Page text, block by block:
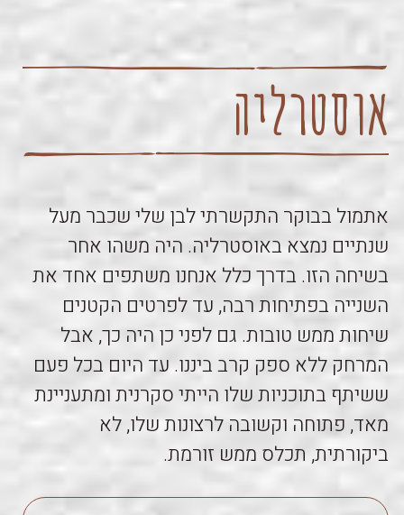
אוסטרליה
אתמול בבוקר התקשרתי לבן שלי שכבר מעל
שנתיים נמצא באוסטרליה. היה משהו אחר
בשיחה הזו. בדרך כלל אנחנו משתפים אחד את
השנייה בפתיחות רבה, עד לפרטים הקטנים
שיחות ממש טובות. גם לפני כן היה כך, אבל
המרחק ללא ספק קרב ביננו. עד היום בכל פעם
ששיתף בתוכניות שלו הייתי סקרנית ומתעניינת
מאד, פתוחה וקשובה לרצונות שלו, לא
ביקורתית, תכלס ממש זורמת.